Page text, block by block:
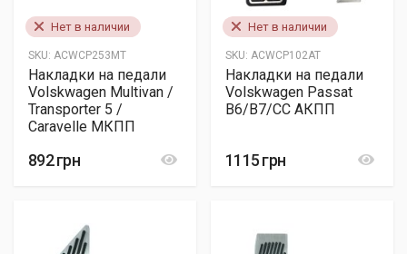
Нет в наличии
SKU: ACWCP253MT
Накладки на педали
Volskwagen Multivan /
Transporter 5 /
Caravelle МКПП
892 грн
Нет в наличии
SKU: ACWCP102AT
Накладки на педали
Volskwagen Passat
B6/B7/CC АКПП
1115 грн